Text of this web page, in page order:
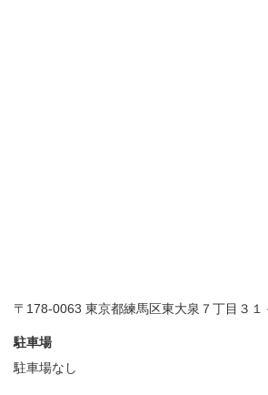
〒178-0063 東京都練馬区東大泉７丁目３１
駐車場
駐車場なし